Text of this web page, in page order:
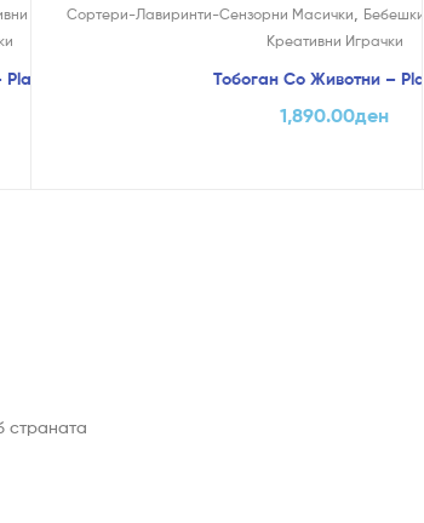
и Креативни,Најпродавано,
Сортери-Лавиринти-Сензорни Масички
Креативни Играчки
Тобоган Со Животни –
1,890.00ден
страната